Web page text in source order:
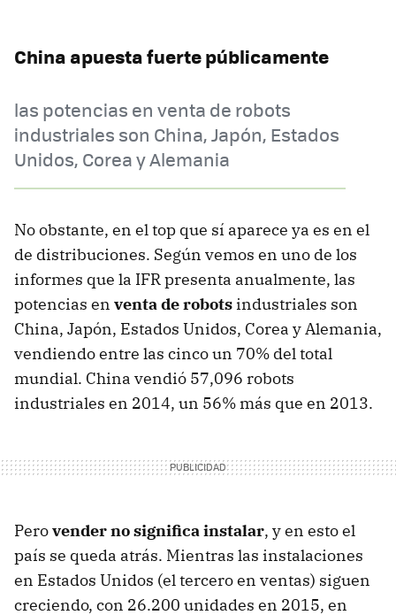
China apuesta fuerte públicamente
las potencias en venta de robots
industriales son China, Japón, Estados
Unidos, Corea y Alemania
No obstante, en el top que sí aparece ya es en el
de distribuciones. Según vemos en uno de los
informes que la IFR presenta anualmente, las
potencias en venta de robots industriales son
China, Japón, Estados Unidos, Corea y Alemania,
vendiendo entre las cinco un 70% del total
mundial. China vendió 57,096 robots
industriales en 2014, un 56% más que en 2013.
Perovender no significa instalar, y en esto el
país se queda atrás. Mientras las instalaciones
en Estados Unidos (el tercero en ventas) siguen
creciendo, con 26.200 unidades en 2015, en